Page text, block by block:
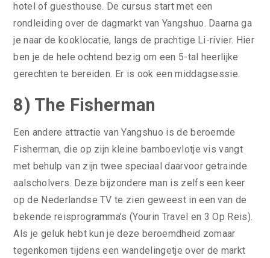
hotel of guesthouse. De cursus start met een
rondleiding over de dagmarkt van Yangshuo. Daarna ga
je naar de kooklocatie, langs de prachtige Li-rivier. Hier
ben je de hele ochtend bezig om een 5-tal heerlijke
gerechten te bereiden. Er is ook een middagsessie.
8) The Fisherman
Een andere attractie van Yangshuo is de beroemde
Fisherman, die op zijn kleine bamboevlotje vis vangt
met behulp van zijn twee speciaal daarvoor getrainde
aalscholvers. Deze bijzondere man is zelfs een keer
op de Nederlandse TV te zien geweest in een van de
bekende reisprogramma’s (Yourin Travel en 3 Op Reis).
Als je geluk hebt kun je deze beroemdheid zomaar
tegenkomen tijdens een wandelingetje over de markt